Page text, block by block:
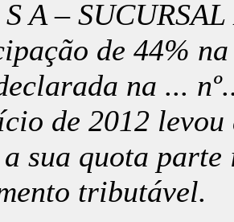
A –
de 44%
na ...
de 2012
sua quota
tributável.